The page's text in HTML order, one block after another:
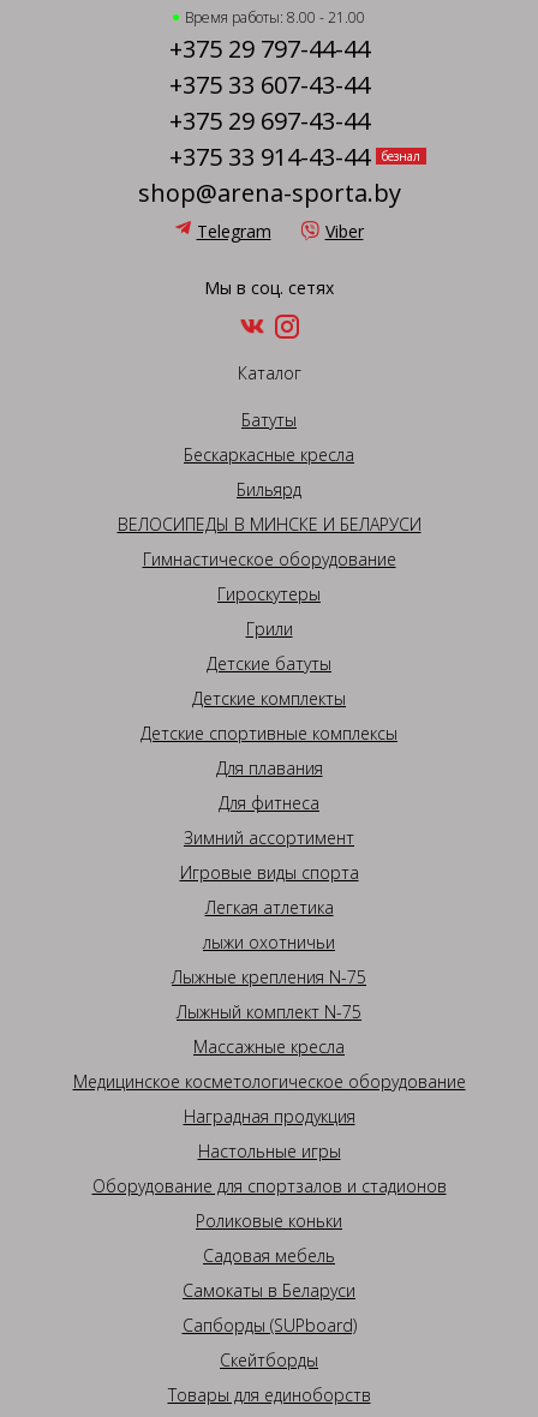
Время работы: 8.00 - 21.00
+375 29 797-44-44
+375 33 607-43-44
+375 29 697-43-44
+375 33 914-43-44
безнал
shop@arena-sporta.by
Telegram Viber
Мы в соц. сетях
Каталог
Батуты
Бескаркасные кресла
Бильярд
ВЕЛОСИПЕДЫ В МИНСКЕ И БЕЛАРУСИ
Гимнастическое оборудование
Гироскутеры
Грили
Детские батуты
Детские комплекты
Детские спортивные комплексы
Для плавания
Для фитнеса
Зимний ассортимент
Игровые виды спорта
Легкая атлетика
лыжи охотничьи
Лыжные крепления N-75
Лыжный комплект N-75
Массажные кресла
Медицинское косметологическое оборудование
Наградная продукция
Настольные игры
Оборудование для спортзалов и стадионов
Роликовые коньки
Садовая мебель
Самокаты в Беларуси
Сапборды (SUPboard)
Скейтборды
Товары для единоборств